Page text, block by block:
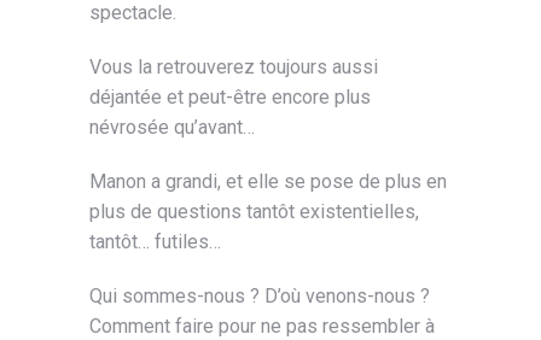
spectacle.
Vous la retrouverez toujours aussi
déjantée et peut-être encore plus
névrosée qu’avant…
Manon a grandi, et elle se pose de plus en
plus de questions tantôt existentielles,
tantôt… futiles…
Qui sommes-nous ? D’où venons-nous ?
Comment faire pour ne pas ressembler à